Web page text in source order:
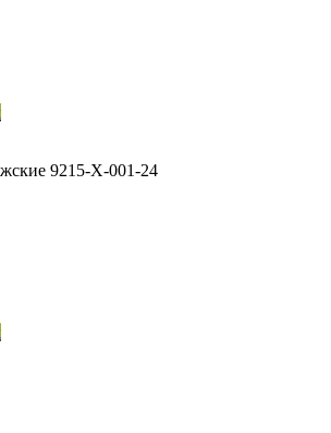
9215-Х-001-24